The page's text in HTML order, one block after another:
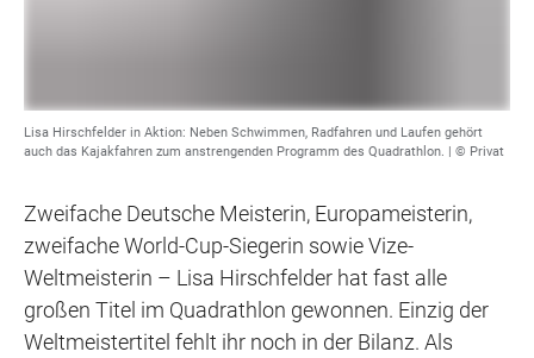
Lisa Hirschfelder in Aktion: Neben Schwimmen, Radfahren und Laufen gehört
auch das Kajakfahren zum anstrengenden Programm des Quadrathlon. | © Privat
Zweifache Deutsche Meisterin, Europameisterin,
zweifache World-Cup-Siegerin sowie Vize-
Weltmeisterin – Lisa Hirschfelder hat fast alle
großen Titel im Quadrathlon gewonnen. Einzig der
Weltmeistertitel fehlt ihr noch in der Bilanz. Als